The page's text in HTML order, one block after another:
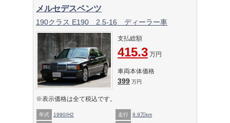
メルセデスベンツ
190クラス E190 2.5-16 ディーラー車
支払総額
415.3 万円
車両本体価格
399 万円
※表示価格は全て税込です。
年式 1990/H2 走行 8.9万km